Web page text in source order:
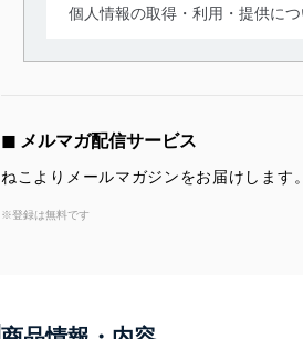
個人情報の取得・利用・提供につ
当社は、個人情報の取得・利用
法令遵守
当社は、個人情報に関連する法
当社は、個人情報の正確性及び
◼︎ メルマガ配信サービス
ねこよりメールマガジンをお届けします。
※登録は無料です